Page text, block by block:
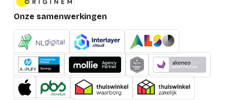
Onze samenwerkingen